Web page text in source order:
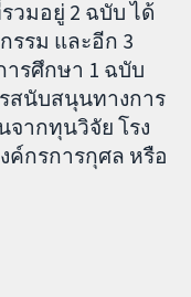
วมอยู่ 2 ฉบับ ได้
รม และอีก 3
ารศึกษา 1 ฉบับ
สนับสนุนทางการ
จากทุนวิจัย โรง
ค์กรการกุศล หรือ